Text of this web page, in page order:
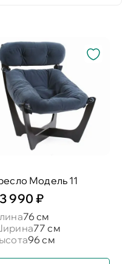
Модель 11
990 ₽
76 см
77 см
96 см